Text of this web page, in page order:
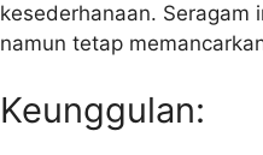
kesederhanaan. Seragam
namun tetap
Keunggulan: